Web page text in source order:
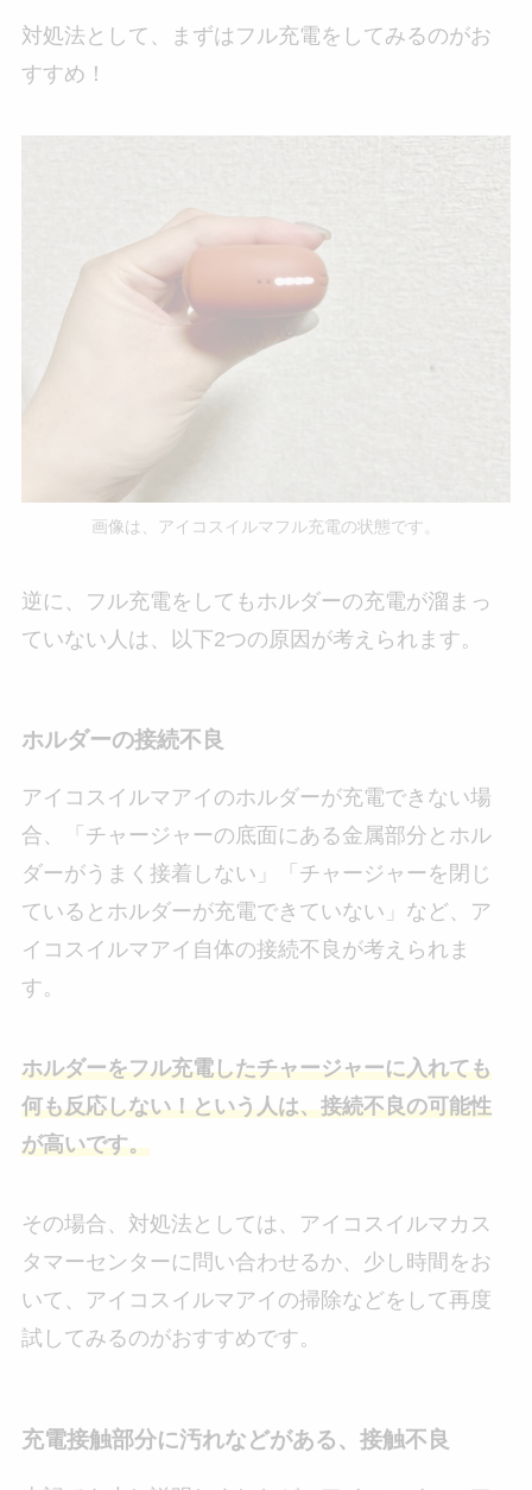
対処法として、まずはフル充電をしてみるのがお
すすめ！
画像は、アイコスイルマフル充電の状態です。
逆に、フル充電をしてもホルダーの充電が溜まっ
ていない人は、以下2つの原因が考えられます。
ホルダーの接続不良
アイコスイルマアイのホルダーが充電できない場
合、「チャージャーの底面にある金属部分とホル
ダーがうまく接着しない」「チャージャーを閉じ
ているとホルダーが充電できていない」など、ア
イコスイルマアイ自体の接続不良が考えられま
す。
ホルダーをフル充電したチャージャーに入れても
何も反応しない！という人は、接続不良の可能性
が高いです。
その場合、対処法としては、アイコスイルマカス
タマーセンターに問い合わせるか、少し時間をお
いて、アイコスイルマアイの掃除などをして再度
試してみるのがおすすめです。
充電接触部分に汚れなどがある、接触不良